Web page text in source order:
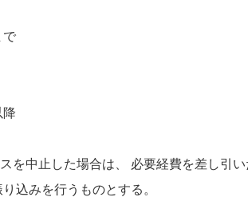
で
降
を中止した場合は、 必要経費を差し引
込みを行うものとする。